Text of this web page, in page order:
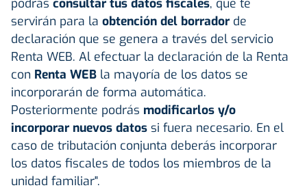
servirán para la obtención del borrador de
declaración que se genera a través del servicio
Renta WEB. Al efectuar la declaración de la Renta
con Renta WEB la mayoría de los datos se
incorporarán de forma automática.
Posteriormente podrás modificarlos y/o
incorporar nuevos datos si fuera necesario. En el
caso de tributación conjunta deberás incorporar
los datos fiscales de todos los miembros de la
unidad familiar".